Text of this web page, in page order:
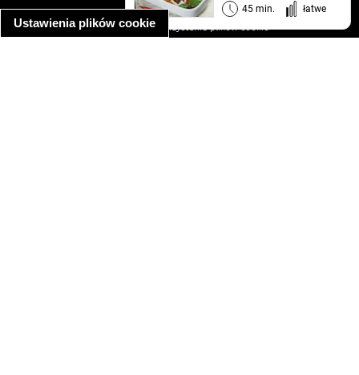
Ustawienia plików cookie
45 min. łatwe
informacja o prywatności
informacja o wykorzystaniu plików cookie